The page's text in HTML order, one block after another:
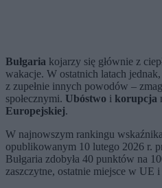
Bułgaria kojarzy się głównie z
wakacje. W ostatnich latach
z zupełnie innych powodów –
społecznymi. Ubóstwo i korupcja
Europejskiej.
W najnowszym rankingu
opublikowanym 10 lutego 2026 r.
Bułgaria zdobyła 40 punktów na
zaszczytne, ostatnie miejsce w UE